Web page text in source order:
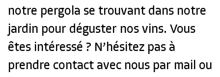
notre pergola se trouvant dans notre
jardin pour déguster nos vins. Vous
êtes intéressé ? N’hésitez pas à
prendre contact avec nous par mail ou